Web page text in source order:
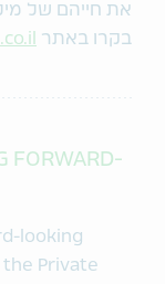
את חייהם של
בקרו באתר
FORWARD-
looking
Private